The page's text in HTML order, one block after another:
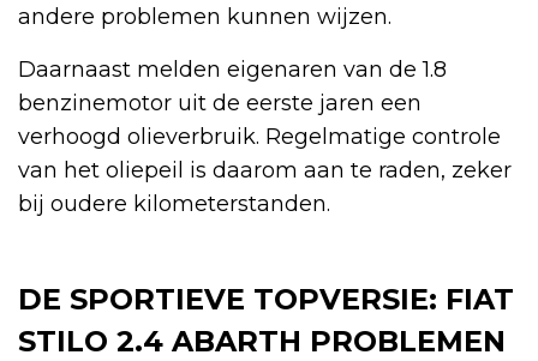
andere problemen kunnen wijzen.
Daarnaast melden eigenaren van de 1.8
benzinemotor uit de eerste jaren een
verhoogd olieverbruik. Regelmatige controle
van het oliepeil is daarom aan te raden, zeker
bij oudere kilometerstanden.
DE SPORTIEVE TOPVERSIE: FIAT
STILO 2.4 ABARTH PROBLEMEN